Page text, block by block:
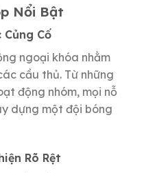
Nổi Bật
Cố
ngoại khóa nhằm
cầu thủ. Từ những
động nhóm, mọi nỗ
dựng một đội bóng
Rõ Rệt